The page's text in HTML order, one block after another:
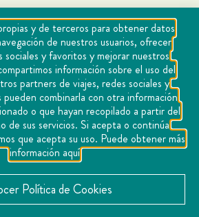
Travel 2021 | v 1.1
Cookies
Aviso de privacidad
Directorio
Contacto
y de terceros para obtener datos
de nuestros usuarios, ofrecer
sociales y favoritos y mejorar nuestros
información sobre el uso del
partners de viajes, redes sociales y
pueden combinarla con otra información
o que hayan recopilado a partir del
de sus servicios. Si acepta o continúa
que acepta su uso. Puede obtener más
información aquí
Política de Cookies